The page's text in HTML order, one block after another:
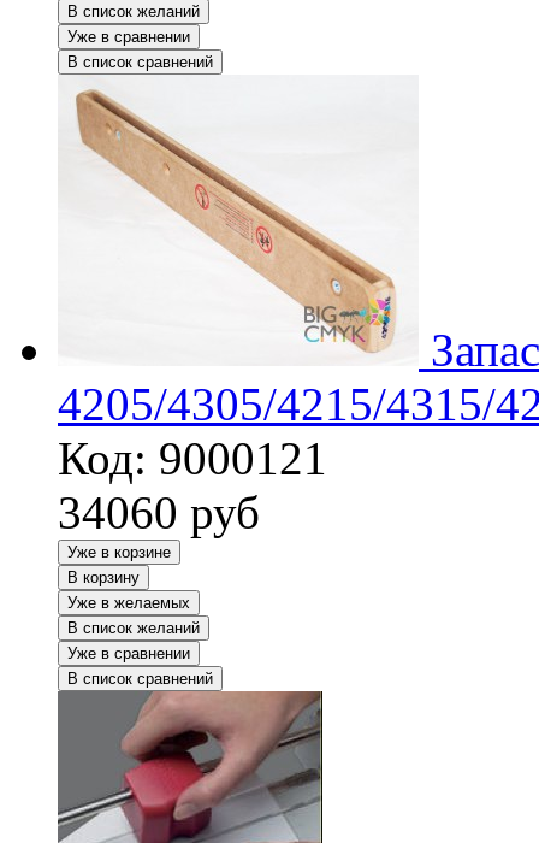
В список желаний
Уже в сравнении
В список сравнений
4205/4305/4215/4315/
Код: 9000121
34060 руб
Уже в корзине
В корзину
Уже в желаемых
В список желаний
Уже в сравнении
В список сравнений